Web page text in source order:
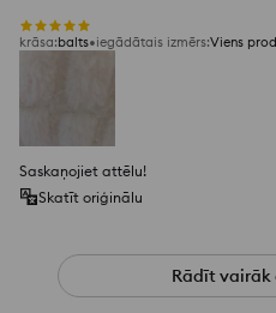
krāsa:balts iegādātais izmērs:Viens
Saskaņojiet attēlu!
Skatīt oriģinālu
Rādīt vairāk